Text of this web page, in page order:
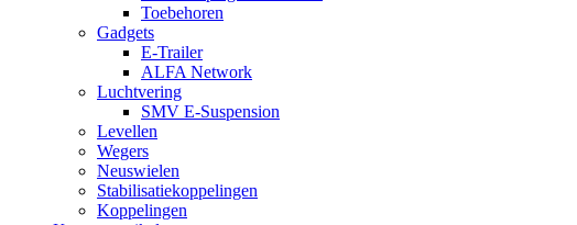
Toebehoren
Gadgets
E-Trailer
ALFA Network
Luchtvering
SMV E-Suspension
Levellen
Wegers
Neuswielen
Stabilisatiekoppelingen
Koppelingen